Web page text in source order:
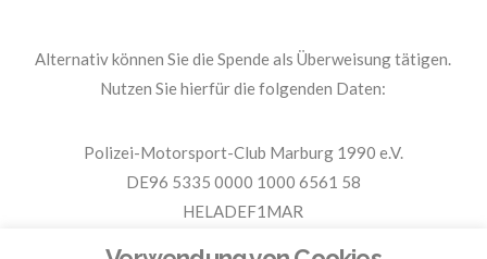
Alternativ können Sie die Spende als Überweisung tätigen.
Nutzen Sie hierfür die folgenden Daten:
Polizei-Motorsport-Club Marburg 1990 e.V.
DE96 5335 0000 1000 6561 58
HELADEF1MAR